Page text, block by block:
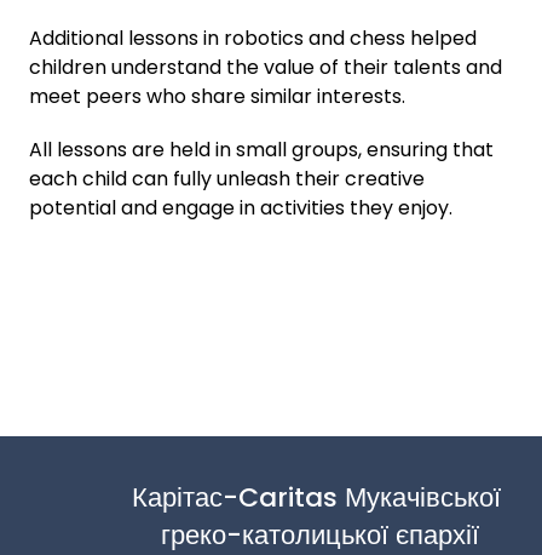
Additional lessons in robotics and chess helped
children understand the value of their talents and
meet peers who share similar interests.
All lessons are held in small groups, ensuring that
each child can fully unleash their creative
potential and engage in activities they enjoy.
Карітас-Caritas Мукачівської
греко-католицької єпархії